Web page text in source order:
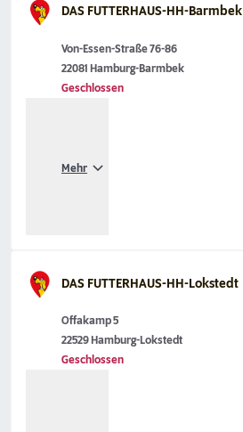
DAS FUTTERHAUS-HH-Barmbek
Von-Essen-Straße 76-86
22081 Hamburg-Barmbek
Geschlossen
Mehr
DAS FUTTERHAUS-HH-Lokstedt
Offakamp 5
22529 Hamburg-Lokstedt
Geschlossen